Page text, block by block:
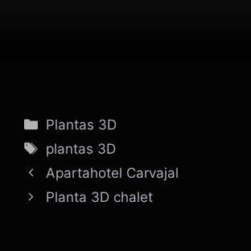
Categorías
Plantas 3D
Etiquetas
plantas 3D
Apartahotel Carvajal
Planta 3D chalet